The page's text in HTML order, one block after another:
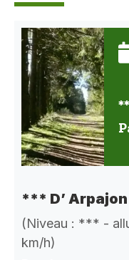
*** D’
(Niveau : *** -
km/h)